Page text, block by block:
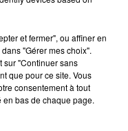
Gambrinus :
25 juillet, 28 affiches,
qu’on mérite ».
qu’il a transformé en
», explique-t-il avec un
pochette du célèbre
et fermer", ou affiner en
"Gérer mes choix".
sur "Continuer sans
que pour ce site. Vous
consentement à tout
bas de chaque page.